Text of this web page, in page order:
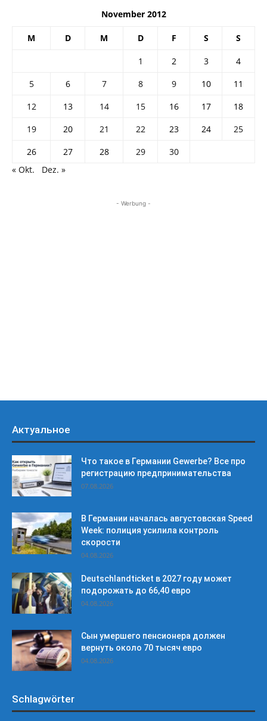
November 2012
M D M D F S S
1 2 3
4
5
6 7 8 9 10
11
12
13 14 15 16 17
18
19
20 21 22 23 24
25
26
27 28 29
30
« Okt.
Dez. »
- Werbung -
Актуальное
Что такое в Германии Gewerbe? Все про
регистрацию предпринимательства
07.08.2026
В Германии началась августовская Speed
Week: полиция усилила контроль
скорости
04.08.2026
Deutschlandticket в 2027 году может
подорожать до 66,40 евро
04.08.2026
Сын умершего пенсионера должен
вернуть около 70 тысяч евро
04.08.2026
Schlagwörter